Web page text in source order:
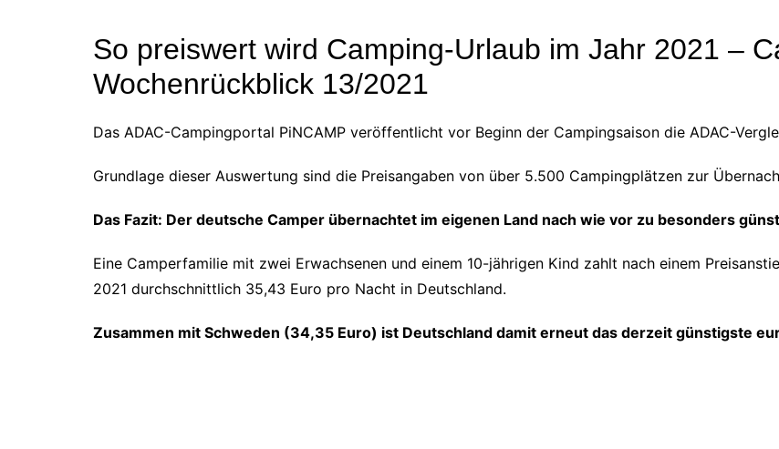
So preiswert wird Camping-Urlaub im Jahr 2021 –
Wochenrückblick 13/2021
Das ADAC-Campingportal PiNCAMP veröffentlicht vor Beginn der Campingsaison die ADAC-
Grundlage dieser Auswertung sind die Preisangaben von über 5.500 Campingplätzen zur
Das Fazit: Der deutsche Camper übernachtet im eigenen Land nach wie vor zu besonders
Eine Camperfamilie mit zwei Erwachsenen und einem 10-jährigen Kind zahlt nach einem
2021 durchschnittlich 35,43 Euro pro Nacht in Deutschland.
Zusammen mit Schweden (34,35 Euro) ist Deutschland damit erneut das derzeit günstigste